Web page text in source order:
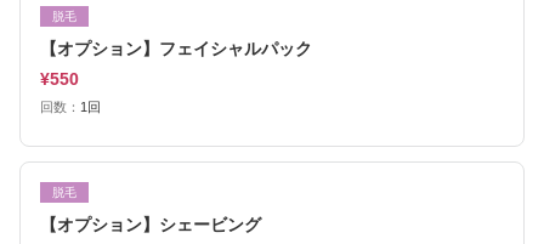
脱毛
【オプション】フェイシャルパック
¥550
回数： 1回
脱毛
【オプション】シェービング